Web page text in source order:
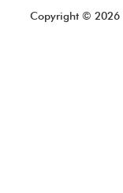
Copyright © 2026